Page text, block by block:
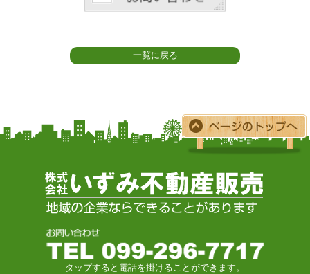
一覧に戻る
タップすると電話を掛けることができます。